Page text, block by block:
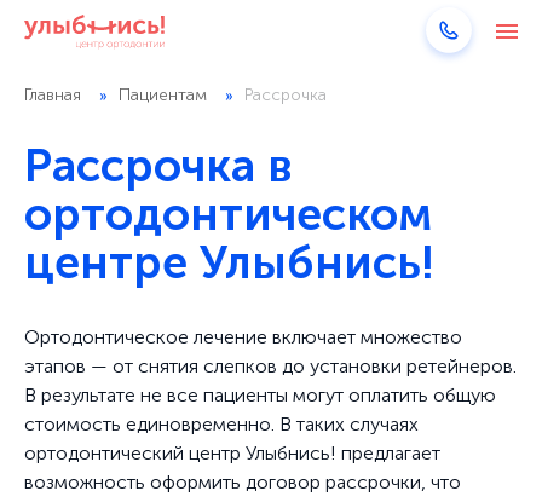
Главная Пациентам Рассрочка
Рассрочка в
ортодонтическом
центре Улыбнись!
Ортодонтическое лечение включает множество
этапов — от снятия слепков до установки ретейнеров.
В результате не все пациенты могут оплатить общую
стоимость единовременно. В таких случаях
ортодонтический центр Улыбнись! предлагает
возможность оформить договор рассрочки, что